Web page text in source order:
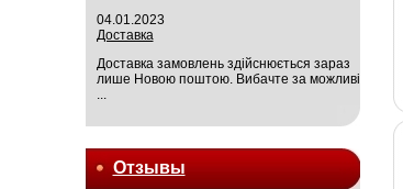
04.01.2023
Доставка
Доставка замовлень здійснюється зараз
лише Новою поштою. Вибачте за можливі
Отзывы